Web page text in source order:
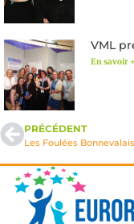
VML
En savoir +
PRÉCÉDENT
Les Foulées